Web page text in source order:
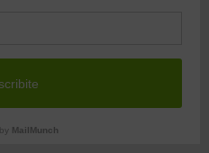
Created by